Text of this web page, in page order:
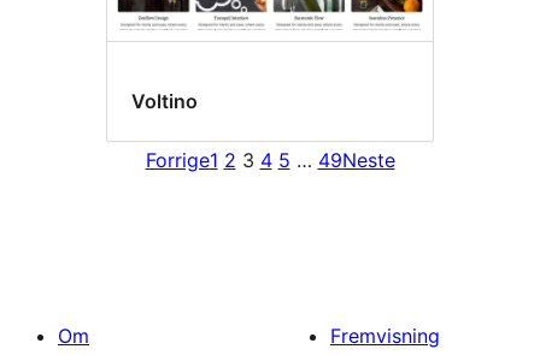
Voltino
Forrige1 2 3 4 5 … 49Neste
Om
Fremvisning